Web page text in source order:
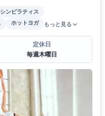
ンピラティス
ホットヨガ もっと見る
定休日
毎週木曜日